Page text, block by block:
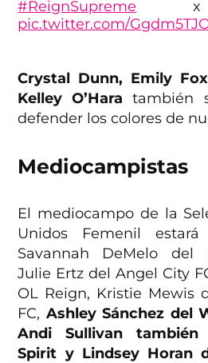
#ReignSupreme
pic.twitter.com/
Crystal Dunn, Emily
Kelley O’Hara también
defender los colores de
Mediocampistas
El mediocampo de la
Unidos Femenil
Savannah DeMelo del
Julie Ertz del Angel City
OL Reign, Kristie Mewis
FC, Ashley Sánchez del
Andi Sullivan
Spirit y Lindsey Horan